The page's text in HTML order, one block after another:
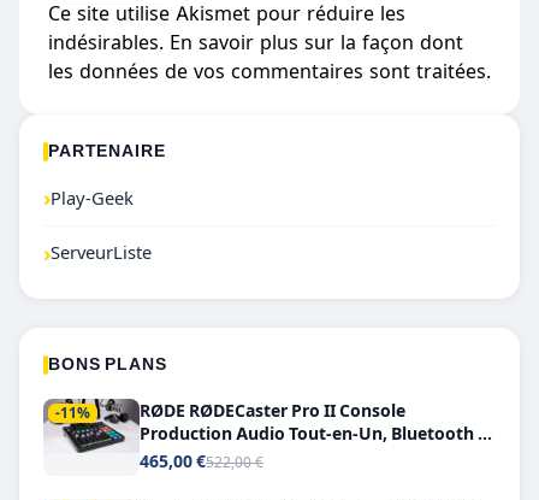
Ce site utilise Akismet pour réduire les
indésirables. En savoir plus sur la façon dont
les données de vos commentaires sont traitées.
PARTENAIRE
›Play-Geek
›ServeurListe
BONS PLANS
-11%
RØDE RØDECaster Pro II Console
Production Audio Tout-en-Un, Bluetooth et
Double USB-C
465,00 €522,00 €